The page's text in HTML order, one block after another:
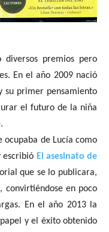
premios pero
En el año 2009 nació
su primer pensamiento
el futuro de la niña
ocupaba de Lucía como
escribió El asesinato de
que se lo publicara,
convirtiéndose en poco
En el año 2013 la
y el éxito obtenido